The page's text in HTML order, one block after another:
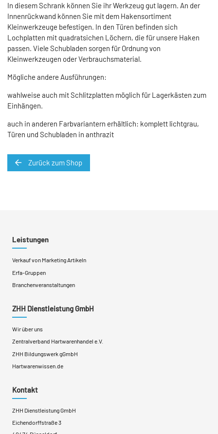
In diesem Schrank können Sie ihr Werkzeug gut lagern. An der
Innenrückwand können Sie mit dem Hakensortiment
Kleinwerkzeuge befestigen. In den Türen befinden sich
Lochplatten mit quadratsichen Löchern, die für unsere Haken
passen. Viele Schubladen sorgen für Ordnung von
Kleinwerkzeugen oder Verbrauchsmaterial.
Mögliche andere Ausführungen:
wahlweise auch mit Schlitzplatten möglich für Lagerkästen zum
Einhängen.
auch in anderen Farbvariantern erhältlich: komplett lichtgrau,
Türen und Schubladen in anthrazit
Zurück zum Shop
Leistungen
Verkauf von Marketing Artikeln
Erfa-Gruppen
Branchenveranstaltungen
ZHH Dienstleistung GmbH
Wir über uns
Zentralverband Hartwarenhandel e.V.
ZHH Bildungswerk gGmbH
Hartwarenwissen.de
Kontakt
ZHH Dienstleistung GmbH
Eichendorffstraße 3